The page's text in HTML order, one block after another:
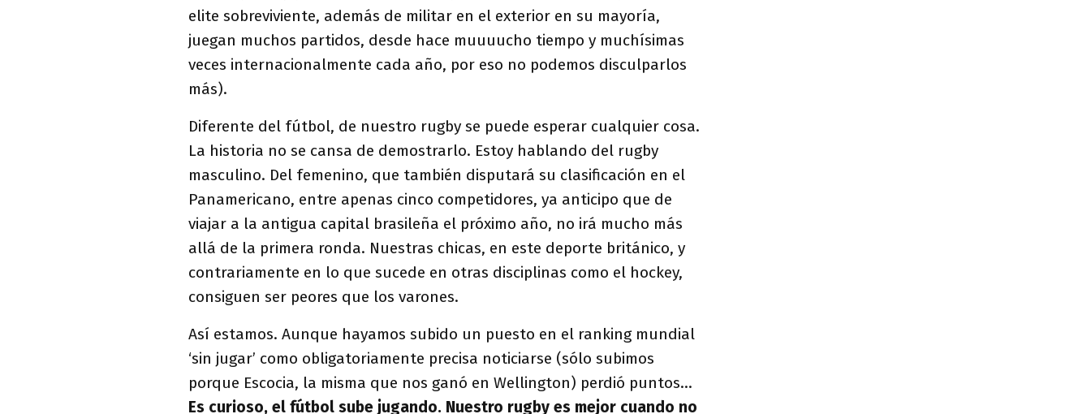
elite sobreviviente, además de militar en el exterior en su mayoría,
juegan muchos partidos, desde hace muuuucho tiempo y muchísimas
veces internacionalmente cada año, por eso no podemos disculparlos
más).
Diferente del fútbol, de nuestro rugby se puede esperar cualquier cosa.
La historia no se cansa de demostrarlo. Estoy hablando del rugby
masculino. Del femenino, que también disputará su clasificación en el
Panamericano, entre apenas cinco competidores, ya anticipo que de
viajar a la antigua capital brasileña el próximo año, no irá mucho más
allá de la primera ronda. Nuestras chicas, en este deporte británico, y
contrariamente en lo que sucede en otras disciplinas como el hockey,
consiguen ser peores que los varones.
Así estamos. Aunque hayamos subido un puesto en el ranking mundial
‘sin jugar’ como obligatoriamente precisa noticiarse (sólo subimos
porque Escocia, la misma que nos ganó en Wellington) perdió puntos…
Es curioso, el fútbol sube jugando. Nuestro rugby es mejor cuando no